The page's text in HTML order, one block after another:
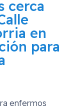
cerca
en
para
enfermos